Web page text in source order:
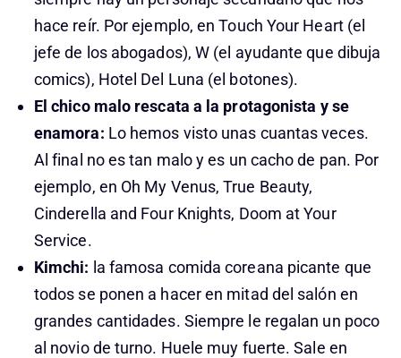
hace reír. Por ejemplo, en Touch Your Heart (el
jefe de los abogados), W (el ayudante que dibuja
comics), Hotel Del Luna (el botones).
El chico malo rescata a la protagonista y se
enamora: Lo hemos visto unas cuantas veces.
Al final no es tan malo y es un cacho de pan. Por
ejemplo, en Oh My Venus, True Beauty,
Cinderella and Four Knights, Doom at Your
Service.
Kimchi: la famosa comida coreana picante que
todos se ponen a hacer en mitad del salón en
grandes cantidades. Siempre le regalan un poco
al novio de turno. Huele muy fuerte. Sale en